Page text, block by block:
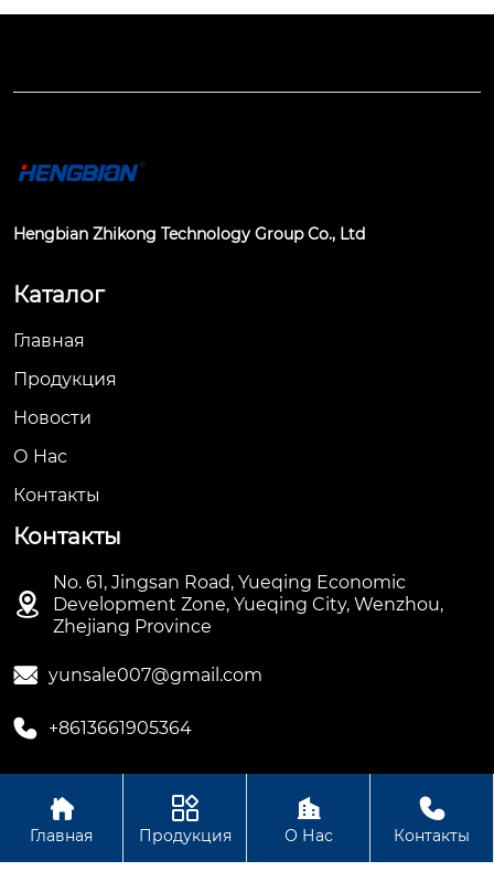
Hengbian Zhikong Technology Group Co., Ltd
Каталог
Главная
Продукция
Новости
О Hас
Контакты
Контакты

No. 61, Jingsan Road, Yueqing Economic
Development Zone, Yueqing City, Wenzhou,
Zhejiang Province
 yunsale007@gmail.com
 +8613661905364
Авторское право ©ООО Hengbian Zhikong Technology
Group Co., Ltd

Главная

Продукция

О Нас

Контакты